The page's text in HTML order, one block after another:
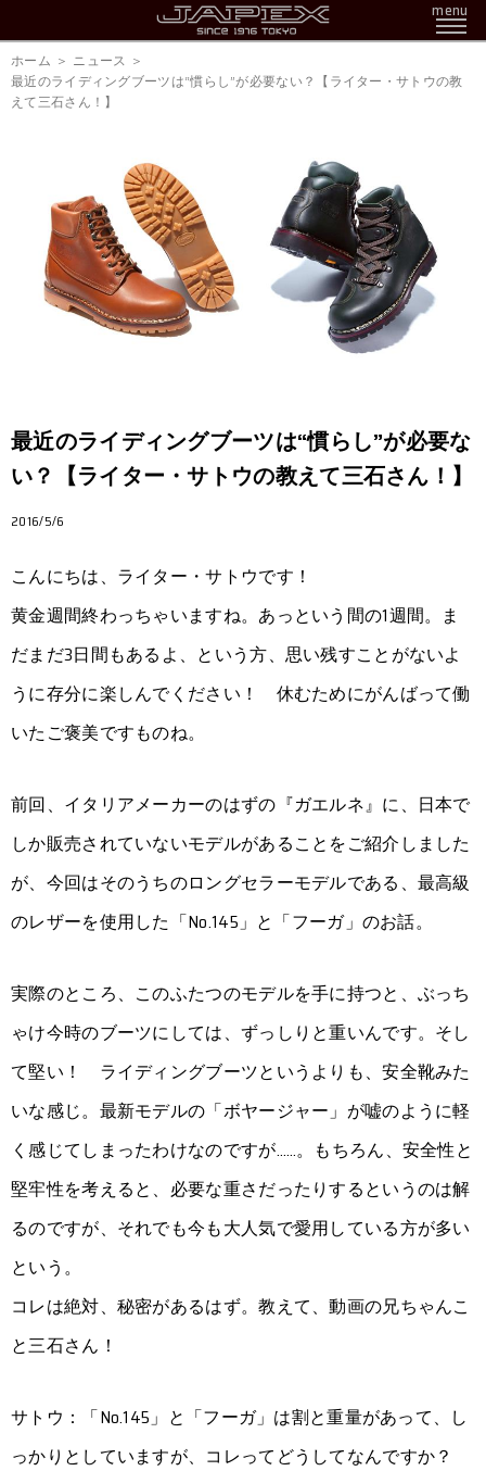
menu
ホーム
ニュース
最近のライディングブーツは“慣らし”が必要ない？【ライター・サトウの教
えて三石さん！】
最近のライディングブーツは“慣らし”が必要な
い？【ライター・サトウの教えて三石さん！】
2016/5/6
こんにちは、ライター・サトウです！
黄金週間終わっちゃいますね。あっという間の1週間。ま
だまだ3日間もあるよ、という方、思い残すことがないよ
うに存分に楽しんでください！ 休むためにがんばって働
いたご褒美ですものね。
前回、イタリアメーカーのはずの『ガエルネ』に、日本で
しか販売されていないモデルがあることをご紹介しました
が、今回はそのうちのロングセラーモデルである、最高級
のレザーを使用した「No.145」と「フーガ」のお話。
実際のところ、このふたつのモデルを手に持つと、ぶっち
ゃけ今時のブーツにしては、ずっしりと重いんです。そし
て堅い！ ライディングブーツというよりも、安全靴みた
いな感じ。最新モデルの「ボヤージャー」が嘘のように軽
く感じてしまったわけなのですが……。もちろん、安全性と
堅牢性を考えると、必要な重さだったりするというのは解
るのですが、それでも今も大人気で愛用している方が多い
という。
コレは絶対、秘密があるはず。教えて、動画の兄ちゃんこ
と三石さん！
サトウ：「No.145」と「フーガ」は割と重量があって、し
っかりとしていますが、コレってどうしてなんですか？